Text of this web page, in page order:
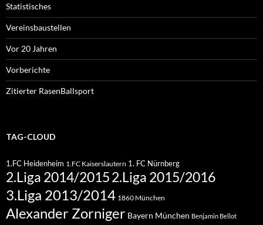
Statistisches
Vereinsbaustellen
Vor 20 Jahren
Vorberichte
Zitierter RasenBallsport
TAG-CLOUD
1.FC Heidenheim 1.FC Kaiserslautern 1. FC Nürnberg
2.Liga 2014/20152.Liga 2015/2016
3.Liga 2013/2014 1860 München
Alexander Zorniger Bayern München Benjamin Bellot